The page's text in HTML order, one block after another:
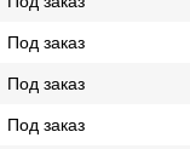
Под заказ
Под заказ
Под заказ